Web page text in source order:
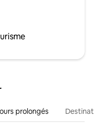
prolongés